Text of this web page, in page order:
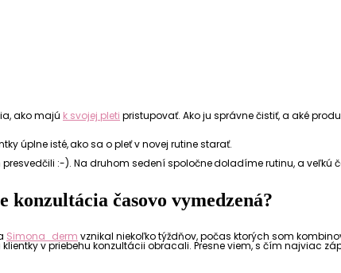
ako majú k svojej pleti pristupovať. Ako ju správne čistiť, a aké
úplne isté, ako sa o pleť v novej rutine starať.
:-). Na druhom sedení spoločne doladíme rutinu, a
konzultácia časovo vymedzená?
Simona_derm vznikal niekoľko týždňov, počas ktorých som
v priebehu konzultácii obracali. Presne viem, s čím najviac